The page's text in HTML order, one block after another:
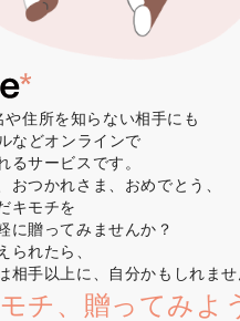
住所を知らない相手にも
などオンラインで
るサービスです。
おつかれさま、おめでとう、
キモチを
に贈ってみませんか？
られたら、
相手以上に、自分かもしれませ
チ、贈ってみよ